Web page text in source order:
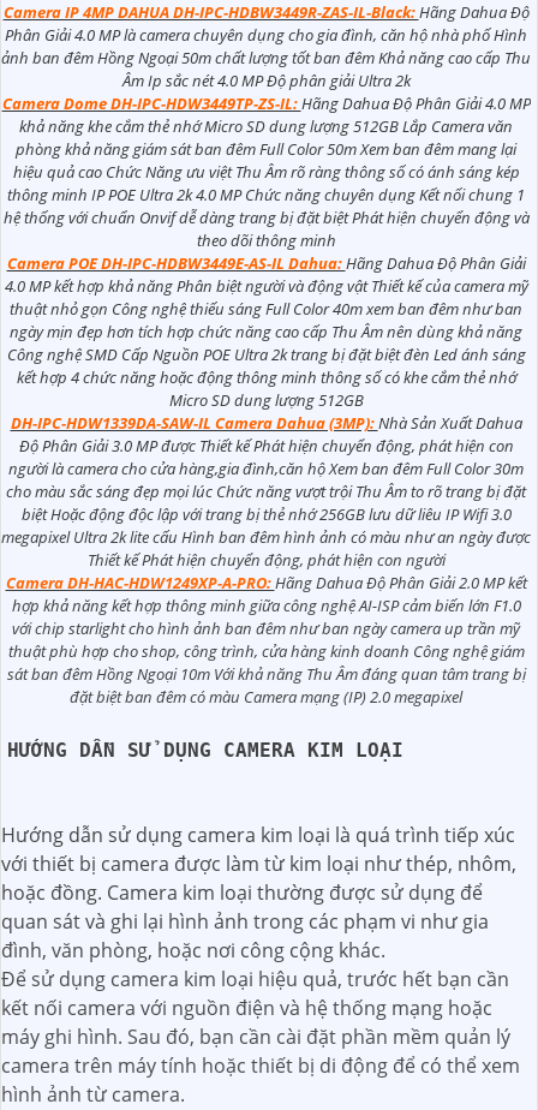
Camera IP 4MP DAHUA DH-IPC-HDBW3449R-ZAS-IL-Black:Hãng Dahua Độ
Phân Giải 4.0 MP là camera chuyên dụng cho gia đình, căn hộ nhà phố Hình
ảnh ban đêm Hồng Ngoại 50m chất lượng tốt ban đêm Khả năng cao cấp Thu
Âm Ip sắc nét 4.0 MP Độ phân giải Ultra 2k
Camera Dome DH-IPC-HDW3449TP-ZS-IL:Hãng Dahua Độ Phân Giải 4.0 MP
khả năng khe cắm thẻ nhớ Micro SD dung lượng 512GB Lắp Camera văn
phòng khả năng giám sát ban đêm Full Color 50m Xem ban đêm mang lại
hiệu quả cao Chức Năng ưu việt Thu Âm rõ ràng thông số có ánh sáng kép
thông minh IP POE Ultra 2k 4.0 MP Chức năng chuyên dụng Kết nối chung 1
hệ thống với chuẩn Onvif dễ dàng trang bị đặt biệt Phát hiện chuyển động và
theo dõi thông minh
Camera POE DH-IPC-HDBW3449E-AS-IL Dahua:Hãng Dahua Độ Phân Giải
4.0 MP kết hợp khả năng Phân biệt người và động vật Thiết kế của camera mỹ
thuật nhỏ gọn Công nghệ thiếu sáng Full Color 40m xem ban đêm như ban
ngày mịn đẹp hơn tích hợp chức năng cao cấp Thu Âm nên dùng khả năng
Công nghệ SMD Cấp Nguồn POE Ultra 2k trang bị đặt biệt đèn Led ánh sáng
kết hợp 4 chức năng hoặc động thông minh thông số có khe cắm thẻ nhớ
Micro SD dung lượng 512GB
DH-IPC-HDW1339DA-SAW-IL Camera Dahua (3MP):Nhà Sản Xuất Dahua
Độ Phân Giải 3.0 MP được Thiết kế Phát hiện chuyển động, phát hiện con
người là camera cho cửa hàng,gia đình,căn hộ Xem ban đêm Full Color 30m
cho màu sắc sáng đẹp mọi lúc Chức năng vượt trội Thu Âm to rõ trang bị đặt
biệt Hoặc động độc lập với trang bị thẻ nhớ 256GB lưu dữ liêu IP Wifi 3.0
megapixel Ultra 2k lite cấu Hình ban đêm hình ảnh có màu như an ngày được
Thiết kế Phát hiện chuyển động, phát hiện con người
Camera DH-HAC-HDW1249XP-A-PRO:Hãng Dahua Độ Phân Giải 2.0 MP kết
hợp khả năng kết hợp thông minh giữa công nghệ AI-ISP cảm biến lớn F1.0
với chip starlight cho hình ảnh ban đêm như ban ngày camera up trần mỹ
thuật phù hợp cho shop, công trình, cửa hàng kinh doanh Công nghệ giám
sát ban đêm Hồng Ngoại 10m Với khả năng Thu Âm đáng quan tâm trang bị
đặt biệt ban đêm có màu Camera mạng (IP) 2.0 megapixel
HƯỚNG DẪN SỬ DỤNG CAMERA KIM LOẠI
Hướng dẫn sử dụng camera kim loại là quá trình tiếp xúc
với thiết bị camera được làm từ kim loại như thép, nhôm,
hoặc đồng. Camera kim loại thường được sử dụng để
quan sát và ghi lại hình ảnh trong các phạm vi như gia
đình, văn phòng, hoặc nơi công cộng khác.
Để sử dụng camera kim loại hiệu quả, trước hết bạn cần
kết nối camera với nguồn điện và hệ thống mạng hoặc
máy ghi hình. Sau đó, bạn cần cài đặt phần mềm quản lý
camera trên máy tính hoặc thiết bị di động để có thể xem
hình ảnh từ camera.